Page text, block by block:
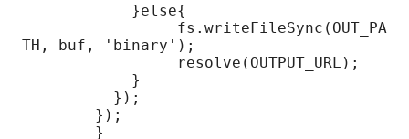
TH, buf, 'binary');